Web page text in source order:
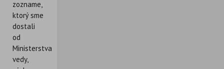
zozname,
ktorý sme
dostali
od
Ministerstva
vedy,